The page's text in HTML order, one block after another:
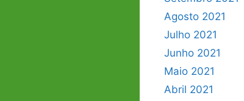
Agosto 2021
Julho 2021
Junho 2021
Maio 2021
Abril 2021